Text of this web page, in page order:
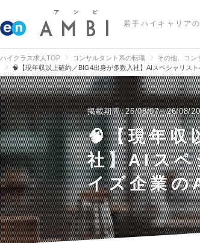
若手ハイキャリア
ハイクラス求人TOP コンサルタント系の転職
その他、コン
🧠【現年収以上確約／BIG4出身が多数入社】AIスペシャリス
掲載期間 26/08/07～26/08/20
🧠【現年収
社】AIスペ
イズ企業